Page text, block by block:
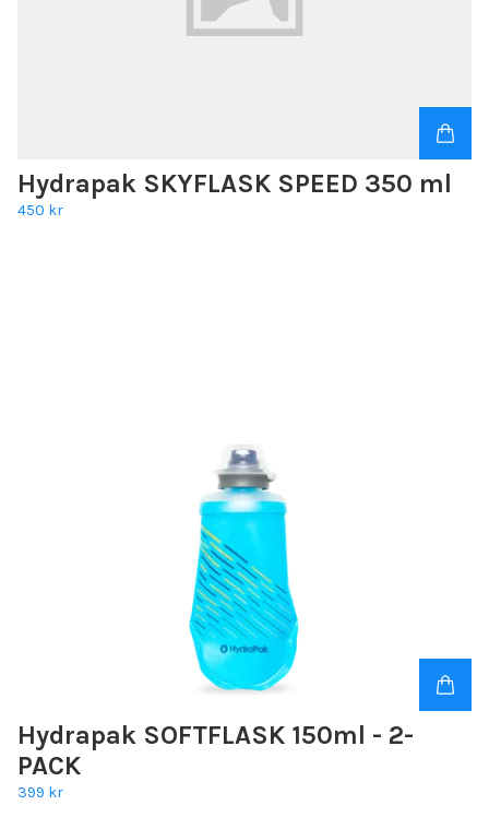
Hydrapak SKYFLASK SPEED 350 ml
450 kr
Hydrapak SOFTFLASK 150ml - 2-
PACK
399 kr